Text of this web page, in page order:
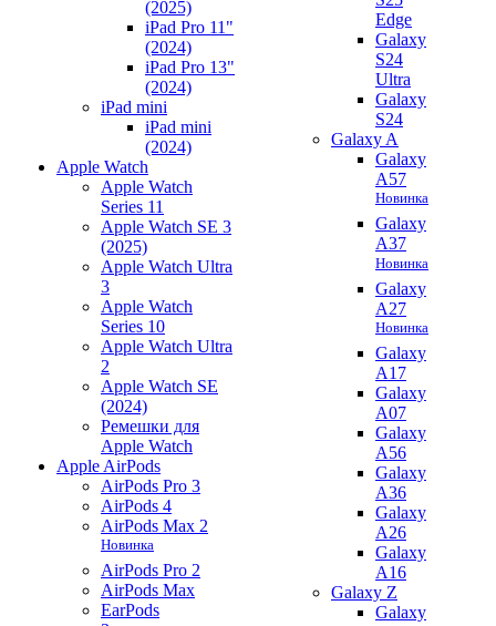
(2025)
iPad Pro 11"
(2024)
iPad Pro 13"
(2024)
iPad mini
iPad mini
(2024)
Apple Watch
Apple Watch
Series 11
Apple Watch SE 3
(2025)
Apple Watch Ultra
3
Apple Watch
Series 10
Apple Watch Ultra
2
Apple Watch SE
(2024)
Ремешки для
Apple Watch
Apple AirPods
AirPods Pro 3
AirPods 4
AirPods Max 2
Новинка
AirPods Pro 2
AirPods Max
EarPods
Edge
Galaxy
S24
Ultra
Galaxy
S24
Galaxy A
Galaxy
A57
Новинка
Galaxy
A37
Новинка
Galaxy
A27
Новинка
Galaxy
A17
Galaxy
A07
Galaxy
A56
Galaxy
A36
Galaxy
A26
Galaxy
A16
Galaxy Z
Galaxy